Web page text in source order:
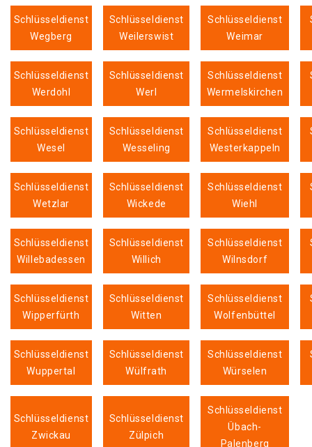
Schlüsseldienst
Wegberg
Schlüsseldienst
Weilerswist
Schlüsseldienst
Weimar
Schlüsseldienst
Werdohl
Schlüsseldienst
Werl
Schlüsseldienst
Wermelskirchen
Schlüsseldienst
Wesel
Schlüsseldienst
Wesseling
Schlüsseldienst
Westerkappeln
Schlüsseldienst
Wetzlar
Schlüsseldienst
Wickede
Schlüsseldienst
Wiehl
Schlüsseldienst
Willebadessen
Schlüsseldienst
Willich
Schlüsseldienst
Wilnsdorf
Schlüsseldienst
Wipperfürth
Schlüsseldienst
Witten
Schlüsseldienst
Wolfenbüttel
Schlüsseldienst
Wuppertal
Schlüsseldienst
Wülfrath
Schlüsseldienst
Würselen
Schlüsseldienst
Zwickau
Schlüsseldienst
Zülpich
Schlüsseldienst
Übach-
Palenberg